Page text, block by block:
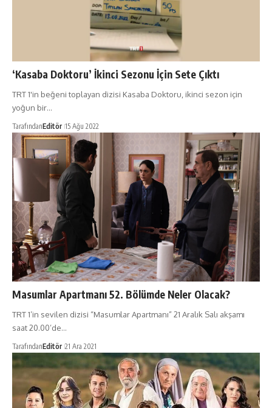
‘Kasaba Doktoru’ İkinci Sezonu İçin Sete Çıktı
TRT 1'in beğeni toplayan dizisi Kasaba Doktoru, ikinci sezon için
yoğun bir…
TarafındanEditör 15 Ağu 2022
Masumlar Apartmanı 52. Bölümde Neler Olacak?
TRT 1’in sevilen dizisi “Masumlar Apartmanı” 21 Aralık Salı akşamı
saat 20.00’de…
TarafındanEditör 21 Ara 2021